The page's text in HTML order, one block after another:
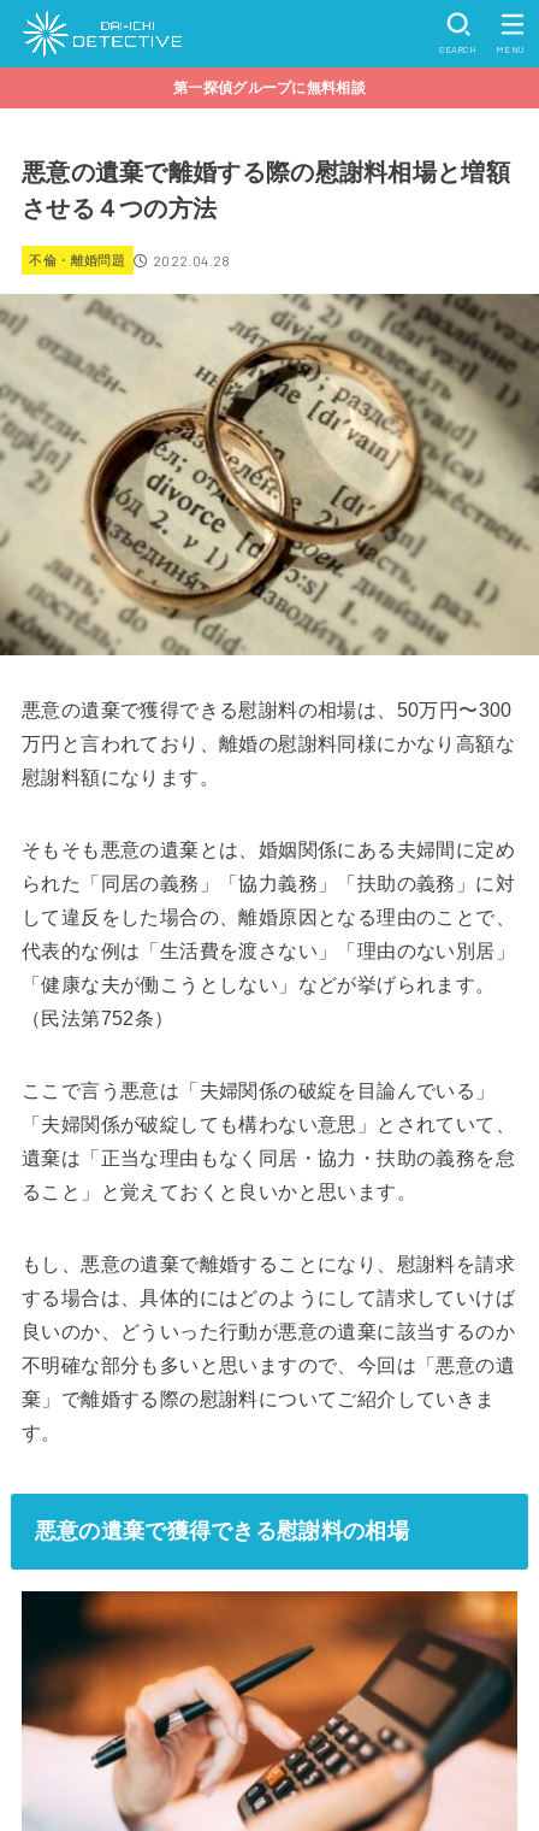
SEARCH MENU
第一探偵グループに無料相談
悪意の遺棄で離婚する際の慰謝料相場と増額
させる４つの方法
不倫・離婚問題 2022.04.28
悪意の遺棄で獲得できる慰謝料の相場は、50万円〜300
万円と言われており、離婚の慰謝料同様にかなり高額な
慰謝料額になります。
そもそも悪意の遺棄とは、婚姻関係にある夫婦間に定め
られた「同居の義務」「協力義務」「扶助の義務」に対
して違反をした場合の、離婚原因となる理由のことで、
代表的な例は「生活費を渡さない」「理由のない別居」
「健康な夫が働こうとしない」などが挙げられます。
（民法第752条）
ここで言う悪意は「夫婦関係の破綻を目論んでいる」
「夫婦関係が破綻しても構わない意思」とされていて、
遺棄は「正当な理由もなく同居・協力・扶助の義務を怠
ること」と覚えておくと良いかと思います。
もし、悪意の遺棄で離婚することになり、慰謝料を請求
する場合は、具体的にはどのようにして請求していけば
良いのか、どういった行動が悪意の遺棄に該当するのか
不明確な部分も多いと思いますので、今回は「悪意の遺
棄」で離婚する際の慰謝料についてご紹介していきま
す。
悪意の遺棄で獲得できる慰謝料の相場